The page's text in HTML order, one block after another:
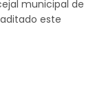
municipal de
este